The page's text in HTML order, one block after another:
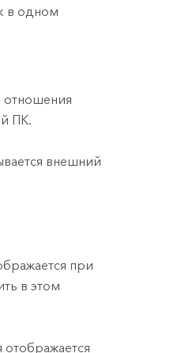
в одном
отношения
ПК.
внешний
при
в этом